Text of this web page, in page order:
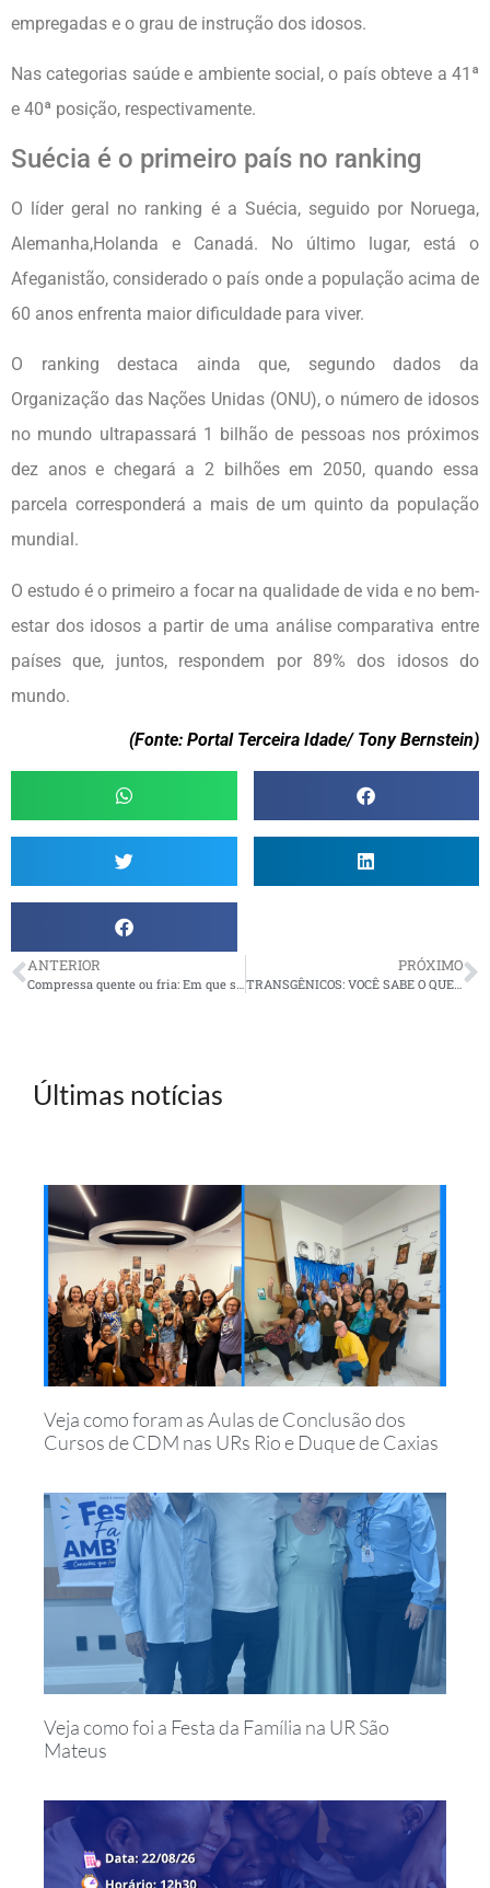
empregadas e o grau de instrução dos idosos.
Nas categorias saúde e ambiente social, o país obteve a 41ª
e 40ª posição, respectivamente.
Suécia é o primeiro país no ranking
O líder geral no ranking é a Suécia, seguido por Noruega,
Alemanha,Holanda e Canadá. No último lugar, está o
Afeganistão, considerado o país onde a população acima de
60 anos enfrenta maior dificuldade para viver.
O ranking destaca ainda que, segundo dados da
Organização das Nações Unidas (ONU), o número de idosos
no mundo ultrapassará 1 bilhão de pessoas nos próximos
dez anos e chegará a 2 bilhões em 2050, quando essa
parcela corresponderá a mais de um quinto da população
mundial.
O estudo é o primeiro a focar na qualidade de vida e no bem-
estar dos idosos a partir de uma análise comparativa entre
países que, juntos, respondem por 89% dos idosos do
mundo.
(Fonte: Portal Terceira Idade/ Tony Bernstein)
ANTERIOR PRÓXIMO
TRANSGÊNICOS: VOCÊ SABE O QUE COME?
Últimas notícias
Veja como foram as Aulas de Conclusão dos
Cursos de CDM nas URs Rio e Duque de Caxias
Veja como foi a Festa da Família na UR São
Mateus